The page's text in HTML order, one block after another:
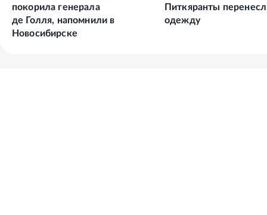
покорила генерала
де Голля, напомнили в
Новосибирске
Питкяранты
одежду